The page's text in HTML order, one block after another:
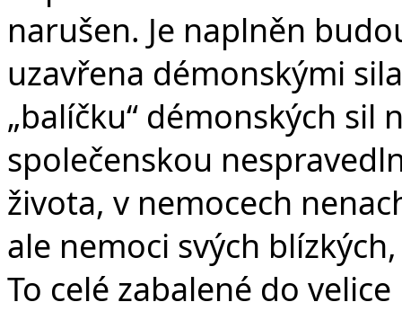
narušen. Je naplněn
uzavřena démonskými
„balíčku“ démonských sil
společenskou
života, v nemocech
ale nemoci svých
To celé zabalené do